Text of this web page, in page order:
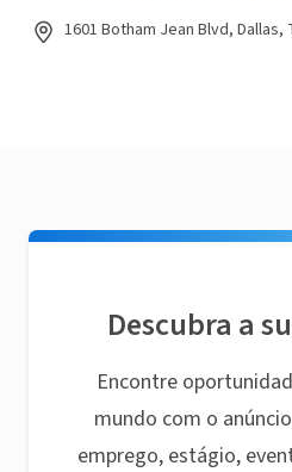
1601 Botham Jean Blvd, Dallas,
Descubra a
Encontre
mundo com o
emprego, estágio,